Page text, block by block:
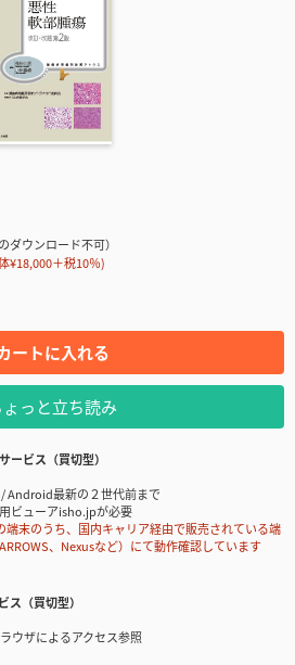
ダウンロード不可）
¥18,000＋税10％)
ートに入れる
ょっと立ち読み
ービス（買切型）
Android最新の２世代前まで
ビューアisho.jpが必要
末のうち、国内キャリア経由で販売されている端
、Nexusなど）にて動作確認しています
ス（買切型）
ウザによるアクセス参照